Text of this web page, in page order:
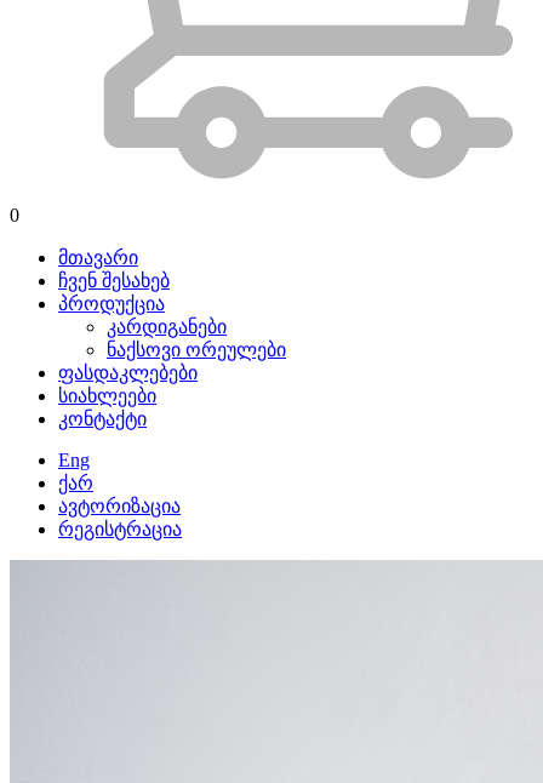
0
მთავარი
ჩვენ შესახებ
პროდუქცია
კარდიგანები
ნაქსოვი ორეულები
ფასდაკლებები
სიახლეები
კონტაქტი
Eng
ქარ
ავტორიზაცია
რეგისტრაცია